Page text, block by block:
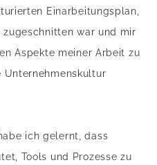
Einarbeitungsplan,
war und mir
Aspekte meiner Arbeit zu
Unternehmenskultur
ich gelernt, dass
Tools und Prozesse zu